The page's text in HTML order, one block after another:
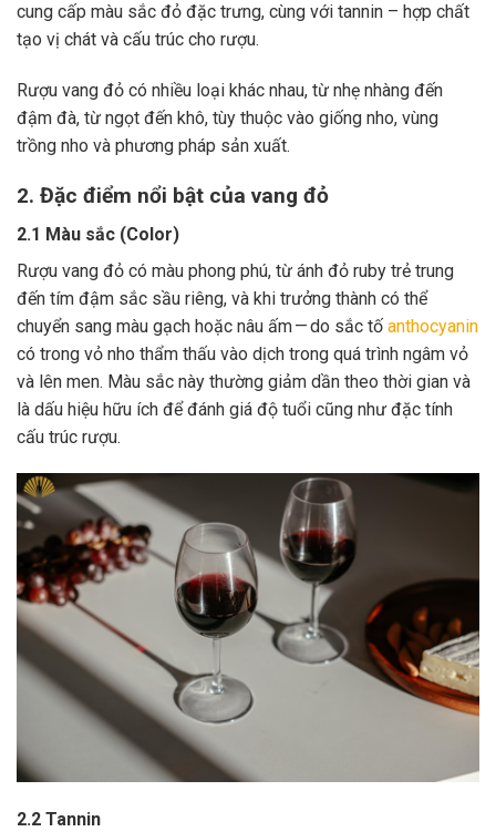
cung cấp màu sắc đỏ đặc trưng, cùng với tannin – hợp chất
tạo vị chát và cấu trúc cho rượu.
Rượu vang đỏ có nhiều loại khác nhau, từ nhẹ nhàng đến
đậm đà, từ ngọt đến khô, tùy thuộc vào giống nho, vùng
trồng nho và phương pháp sản xuất.
2. Đặc điểm nổi bật của vang đỏ
2.1 Màu sắc (Color)
Rượu vang đỏ có màu phong phú, từ ánh đỏ ruby trẻ trung
đến tím đậm sắc sầu riêng, và khi trưởng thành có thể
chuyển sang màu gạch hoặc nâu ấm — do sắc tố anthocyanin
có trong vỏ nho thẩm thấu vào dịch trong quá trình ngâm vỏ
và lên men. Màu sắc này thường giảm dần theo thời gian và
là dấu hiệu hữu ích để đánh giá độ tuổi cũng như đặc tính
cấu trúc rượu.
2.2 Tannin